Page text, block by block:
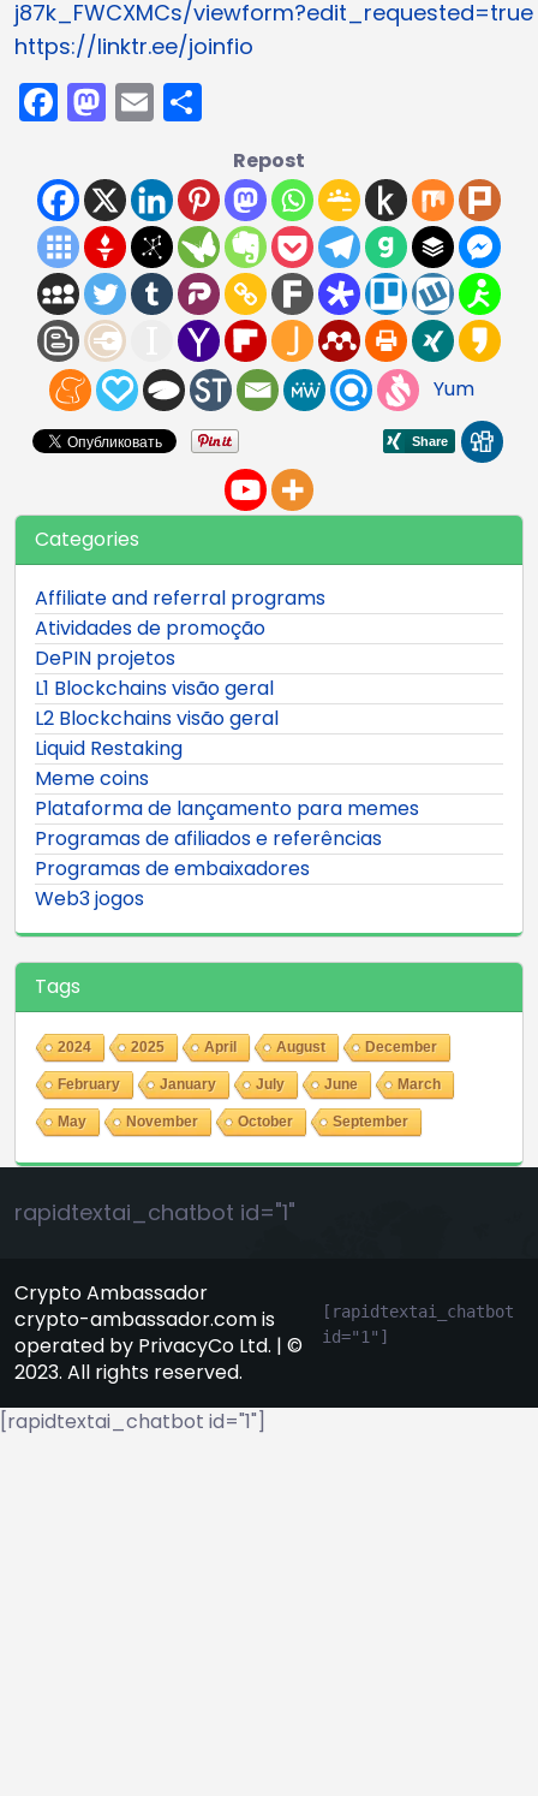
j87k_FWCXMCs/viewform?edit_requested=true
https://linktr.ee/joinfio
Facebook
Mastodon
Email
Repost
Yum
Categories
Affiliate and referral programs
Atividades de promoção
DePIN projetos
L1 Blockchains visão geral
L2 Blockchains visão geral
Liquid Restaking
Meme coins
Plataforma de lançamento para memes
Programas de afiliados e referências
Programas de embaixadores
Web3 jogos
Tags
2024 2025 April August December
February January July June March
May November October September
rapidtextai_chatbot id="1"
Crypto Ambassador
crypto-ambassador.com is
operated by PrivacyCo Ltd. | ©
2023. All rights reserved.
[rapidtextai_chatbot
id="1"]
[rapidtextai_chatbot id="1"]